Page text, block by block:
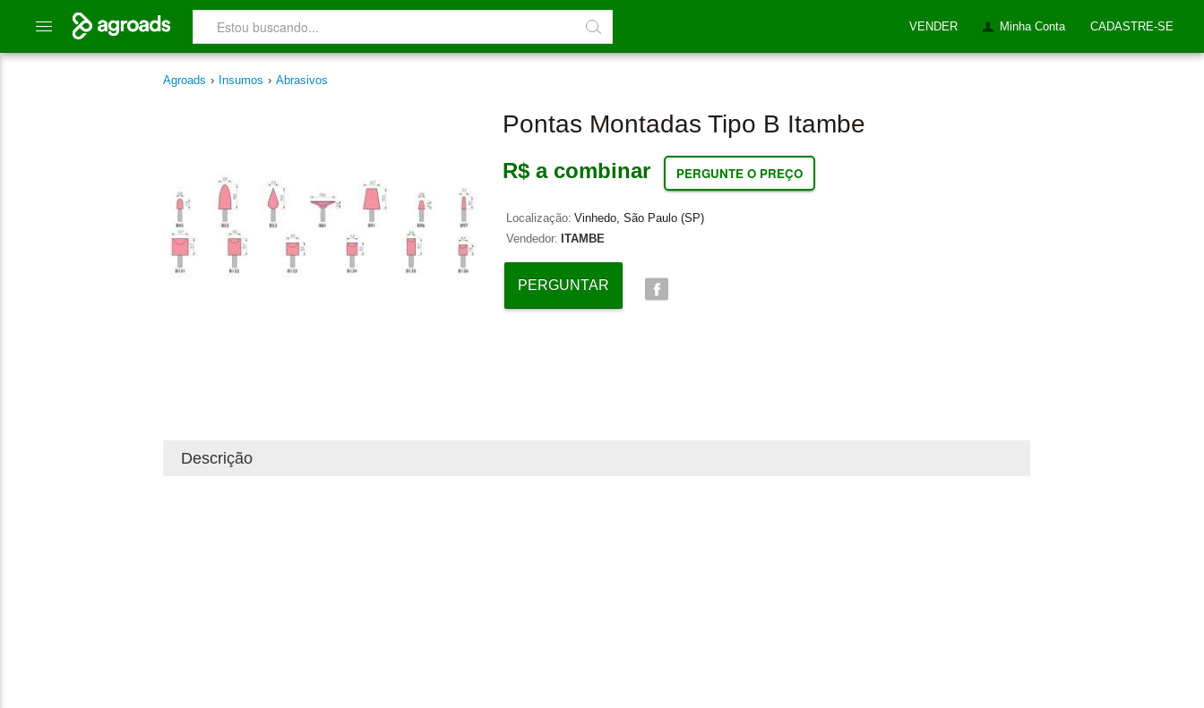
VENDER Minha Conta CADASTRE-SE
Agroads › Insumos › Abrasivos
Pontas Montadas Tipo B Itambe
R$ a combinar PERGUNTE O PREÇO
Localização: Vinhedo, São Paulo (SP)
Vendedor: ITAMBE
PERGUNTAR
Descrição